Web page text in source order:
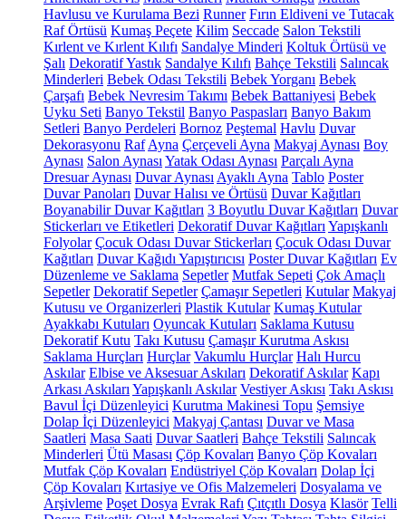
Havlusu ve Kurulama Bezi Runner Fırın Eldiveni ve Tutacak
Raf Örtüsü Kumaş Peçete Kilim Seccade Salon Tekstili
Kırlent ve Kırlent Kılıfı Sandalye Minderi Koltuk Örtüsü ve
Şalı Dekoratif Yastık Sandalye Kılıfı Bahçe Tekstili Salıncak
Minderleri Bebek Odası Tekstili Bebek Yorganı Bebek
Çarşafı Bebek Nevresim Takımı Bebek Battaniyesi Bebek
Uyku Seti Banyo Tekstil Banyo Paspasları Banyo Bakım
Setleri Banyo Perdeleri Bornoz Peştemal Havlu Duvar
Dekorasyonu Raf Ayna Çerçeveli Ayna Makyaj Aynası Boy
Aynası Salon Aynası Yatak Odası Aynası Parçalı Ayna
Dresuar Aynası Duvar Aynası Ayaklı Ayna Tablo Poster
Duvar Panoları Duvar Halısı ve Örtüsü Duvar Kağıtları
Boyanabilir Duvar Kağıtları 3 Boyutlu Duvar Kağıtları Duvar
Stickerları ve Etiketleri Dekoratif Duvar Kağıtları Yapışkanlı
Folyolar Çocuk Odası Duvar Stickerları Çocuk Odası Duvar
Kağıtları Duvar Kağıdı Yapıştırıcısı Poster Duvar Kağıtları Ev
Düzenleme ve Saklama Sepetler Mutfak Sepeti Çok Amaçlı
Sepetler Dekoratif Sepetler Çamaşır Sepetleri Kutular Makyaj
Kutusu ve Organizerleri Plastik Kutular Kumaş Kutular
Ayakkabı Kutuları Oyuncak Kutuları Saklama Kutusu
Dekoratif Kutu Takı Kutusu Çamaşır Kurutma Askısı
Saklama Hurçları Hurçlar Vakumlu Hurçlar Halı Hurcu
Askılar Elbise ve Aksesuar Askıları Dekoratif Askılar Kapı
Arkası Askıları Yapışkanlı Askılar Vestiyer Askısı Takı Askısı
Bavul İçi Düzenleyici Kurutma Makinesi Topu Şemsiye
Dolap İçi Düzenleyici Makyaj Çantası Duvar ve Masa
Saatleri Masa Saati Duvar Saatleri Bahçe Tekstili Salıncak
Minderleri Ütü Masası Çöp Kovaları Banyo Çöp Kovaları
Mutfak Çöp Kovaları Endüstriyel Çöp Kovaları Dolap İçi
Çöp Kovaları Kırtasiye ve Ofis Malzemeleri Dosyalama ve
Arşivleme Poşet Dosya Evrak Rafı Çıtçıtlı Dosya Klasör Telli